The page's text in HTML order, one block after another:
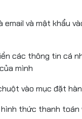
và mật khẩu
các thông tin cá
mình
vào mục đặt
thức thanh toán